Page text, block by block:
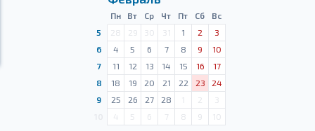
Пн Вт Ср Чт Пт Сб
Вс
5
28 29 30 31 1 2
3
6
4 5 6 7 8 9
10
7
11 12 13 14 15 16
17
8
18 19 20 21 22 23
24
9
25 26 27 28 1 2
3
4 5 6 7 8 9 10